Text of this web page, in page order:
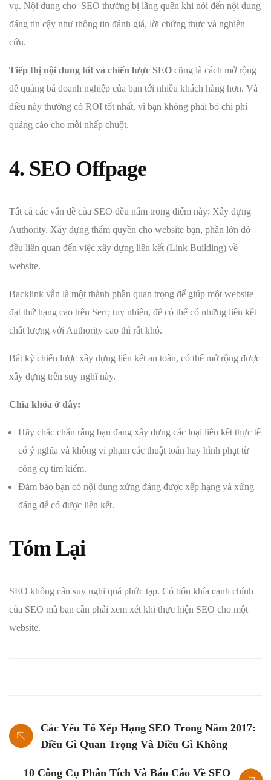
vụ. Nội dung cho SEO thường bị lãng quên khi nói đến nội dung
đáng tin cậy như thông tin đánh giá, lời chứng thực và nghiên
cứu.
Tiếp thị nội dung tốt và chiến lược SEO cũng là cách mở rộng
để quảng bá doanh nghiệp của bạn tới nhiều khách hàng hơn. Và
điều này thường có ROI tốt nhất, vì bạn không phải bỏ chi phí
quảng cáo cho mỗi nhấp chuột.
4. SEO Offpage
Tất cả các vấn đề của SEO đều nằm trong điểm này: Xây dựng
Authority. Xây dựng thẩm quyền cho website bạn, phần lớn đó
đều liên quan đến việc xây dựng liên kết (Link Building) về
website.
Backlink vẫn là một thành phần quan trọng để giúp một website
đạt thứ hạng cao trên Serf; tuy nhiên, để có thể có những liên kết
chất lượng với Authority cao thì rất khó.
Bất kỳ chiến lược xây dựng liên kết an toàn, có thể mở rộng được
xây dựng trên suy nghĩ này.
Chìa khóa ở đây:
Hãy chắc chắn rằng bạn đang xây dựng các loại liên kết thực tế
có ý nghĩa và không vi phạm các thuật toán hay hình phạt từ
công cụ tìm kiếm.
Đảm bảo bạn có nội dung xứng đáng được xếp hạng và xứng
đáng để có được liên kết.
Tóm Lại
SEO không cần suy nghĩ quá phức tạp. Có bốn khía cạnh chính
của SEO mà bạn cần phải xem xét khi thực hiện SEO cho một
website.
Các Yếu Tố Xếp Hạng SEO Trong Năm 2017:
Điều Gì Quan Trọng Và Điều Gì Không
10 Công Cụ Phân Tích Và Báo Cáo Về SEO